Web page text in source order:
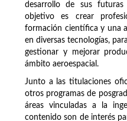
desarrollo de sus futuras
objetivo es crear
formación científica y una
en diversas tecnologías,
gestionar y mejorar
ámbito aeroespacial.
Junto a las titulaciones
otros programas de
áreas vinculadas a la
contenido son de interés